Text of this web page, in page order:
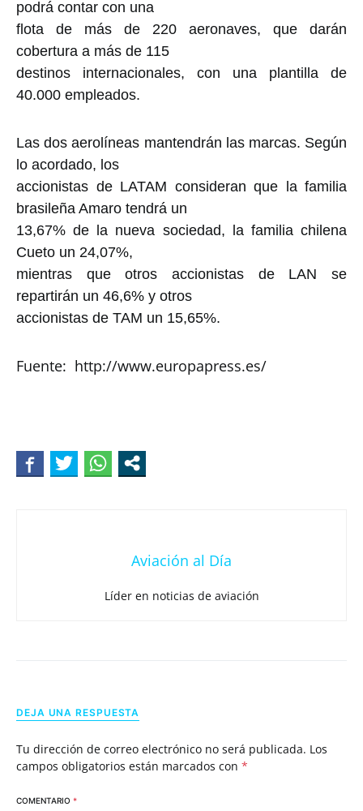
podrá contar con una
flota de más de 220 aeronaves, que darán
cobertura a más de 115
destinos internacionales, con una plantilla de
40.000 empleados.
Las dos aerolíneas mantendrán las marcas. Según
lo acordado, los
accionistas de LATAM consideran que la familia
brasileña Amaro tendrá un
13,67% de la nueva sociedad, la familia chilena
Cueto un 24,07%,
mientras que otros accionistas de LAN se
repartirán un 46,6% y otros
accionistas de TAM un 15,65%.
Fuente: http://www.europapress.es/
Aviación al Día
Líder en noticias de aviación
DEJA UNA RESPUESTA
Tu dirección de correo electrónico no será publicada. Los
campos obligatorios están marcados con *
COMENTARIO *